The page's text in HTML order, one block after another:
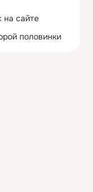
на сайте
половинки